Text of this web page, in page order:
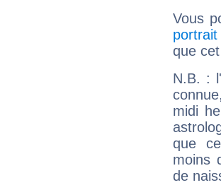
Vous
que
N.B. :
midi
que
moins
de